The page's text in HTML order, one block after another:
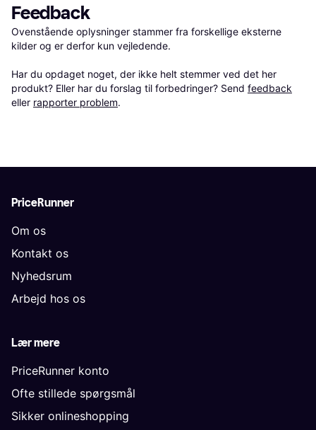
Feedback
Ovenstående oplysninger stammer fra forskellige eksterne
kilder og er derfor kun vejledende.
Har du opdaget noget, der ikke helt stemmer ved det her
produkt? Eller har du forslag til forbedringer? Send feedback
eller rapporter problem.
PriceRunner
Om os
Kontakt os
Nyhedsrum
Arbejd hos os
Lær mere
PriceRunner konto
Ofte stillede spørgsmål
Sikker onlineshopping